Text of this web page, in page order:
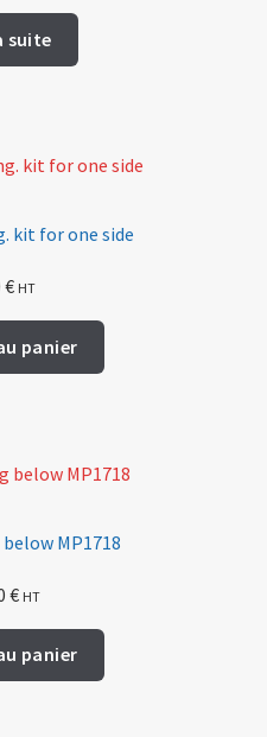
suite
kit for one side
€ HT
panier
MP1718
€ HT
panier